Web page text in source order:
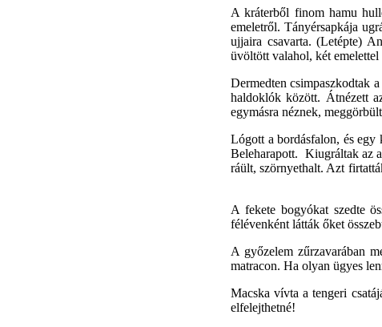
A kráterből finom hamu
emeletről. Tányérsapkája
ujjaira csavarta. (Letépte)
üvöltött valahol, két
Dermedten csimpaszkodtak
haldoklók között. Átnézett
egymásra néznek,
Lógott a bordásfalon, és egy
Beleharapott. Kiugráltak az
ráült, szörnyethalt. Azt
A fekete bogyókat szedte
félévenként látták őket
A győzelem zűrzavarában
matracon. Ha olyan ügyes
Macska vívta a tengeri
elfelejthetné!